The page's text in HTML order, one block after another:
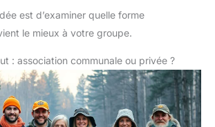
est d’examiner quelle forme
le mieux à votre groupe.
: association communale ou privée ?